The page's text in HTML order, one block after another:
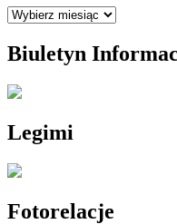
Archiwum
Biuletyn
Legimi
Fotorelacje